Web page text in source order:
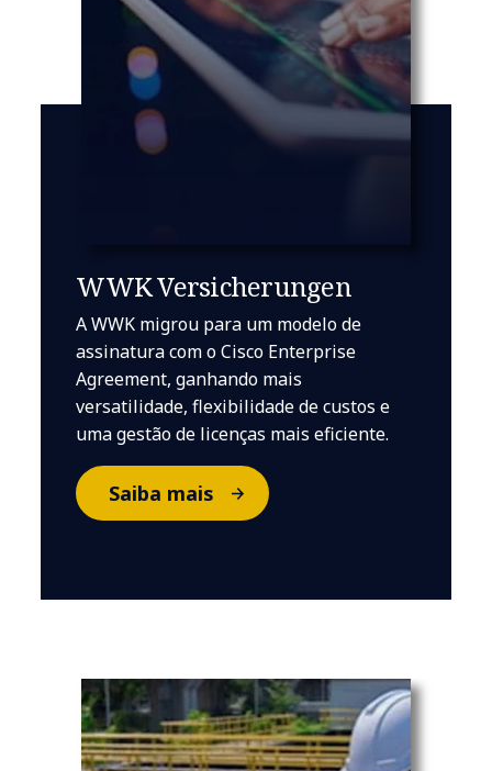
WWK Versicherungen
A WWK migrou para um modelo de
assinatura com o Cisco Enterprise
Agreement, ganhando mais
versatilidade, flexibilidade de custos e
uma gestão de licenças mais eficiente.
Saiba mais